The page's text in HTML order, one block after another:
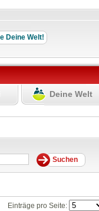
Deine Welt
Einträge pro Seite: